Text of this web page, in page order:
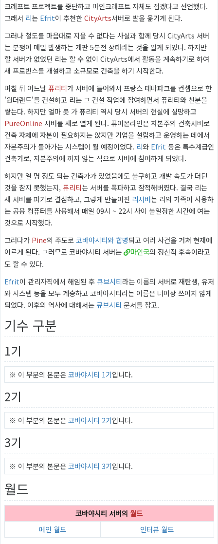
크래프트 프로젝트를 중단하고 마인크래프트 자체도 접겠다고 선언했다.
그래서 리는 Efrit이 추천한CityArts서버로 발을 옮기게 된다.
그러나 철도를 마음대로 지을 수 없다는 사실과 함께 당시 CityArts 서버
는 분쟁이 매일 발생하는 개판 5분전 상태라는 것을 알게 되었다. 하지만
할 서버가 없었던 리는 할 수 없이 CityArts에서 활동을 계속하기로 하여
새 프로빈스를 개설하고 소규모로 건축을 하기 시작한다.
며칠 뒤 어느날퓨리티가 서버에 들어와서 프랑스 테마파크를 컨셉으로 한
'원더랜드'를 건설하고 리는 그 건설 작업에 참여하면서 퓨리티와 친분을
쌓는다. 하지만 얼마 못 가 퓨리티 역시 당시 서버의 현실에 실망하고
PureOnline 서버를 새로 열게 된다. 퓨어온라인은 자본주의 건축서버로
건축 자체에 자본이 필요하지는 않지만 기업을 설립하고 운영하는 데에서
자본주의가 돌아가는 시스템이 될 예정이었다. 리와 Efrit 등은 특수계급인
건축가로, 자본주의에 끼지 않는 식으로 서버에 참여하게 되었다.
하지만 열 명 정도 되는 건축가가 있었음에도 불구하고 개발 속도가 더딘
것을 참지 못했는지, 퓨리티는 서버를 폭파하고 잠적해버렸다. 결국 리는
새 서버를 파기로 결심하고, 그렇게 만들어진 리서버는 리의 가족이 사용하
는 공용 컴퓨터를 사용해서 매일 09시 ~ 22시 사이 불일정한 시간에 여는
것으로 시작했다.
그러다가 Pine의 주도로코바야시티와 합병되고 여러 사건을 거쳐 현재에
이르게 된다. 그러므로 코바야시티 서버는
마인국의 정신적 후속이라고
도 할 수 있다.
Efrit이 관리자직에서 해임된 후큐브시티라는 이름의 서버로 재탄생, 유저
와 시스템 등을 모두 계승하고 코바야시티라는 이름은 더이상 쓰이지 않게
되었다. 이후의 역사에 대해서는큐브시티 문서를 참고.
기수 구분
1기
※ 이 부분의 본문은코바야시티 1기입니다.
2기
※ 이 부분의 본문은코바야시티 2기입니다.
3기
※ 이 부분의 본문은코바야시티 3기입니다.
월드
코바야시티 서버의 월드
메인 월드
인터뷰 월드